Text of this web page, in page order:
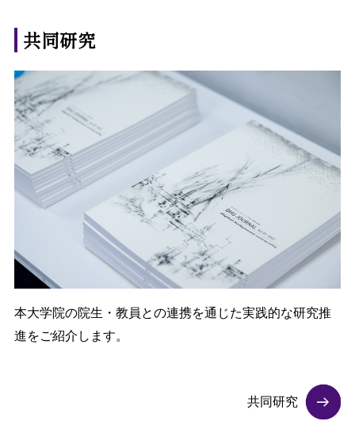
共同研究
本大学院の院生・教員との連携を通じた実践的な研究推
進をご紹介します。
共同研究